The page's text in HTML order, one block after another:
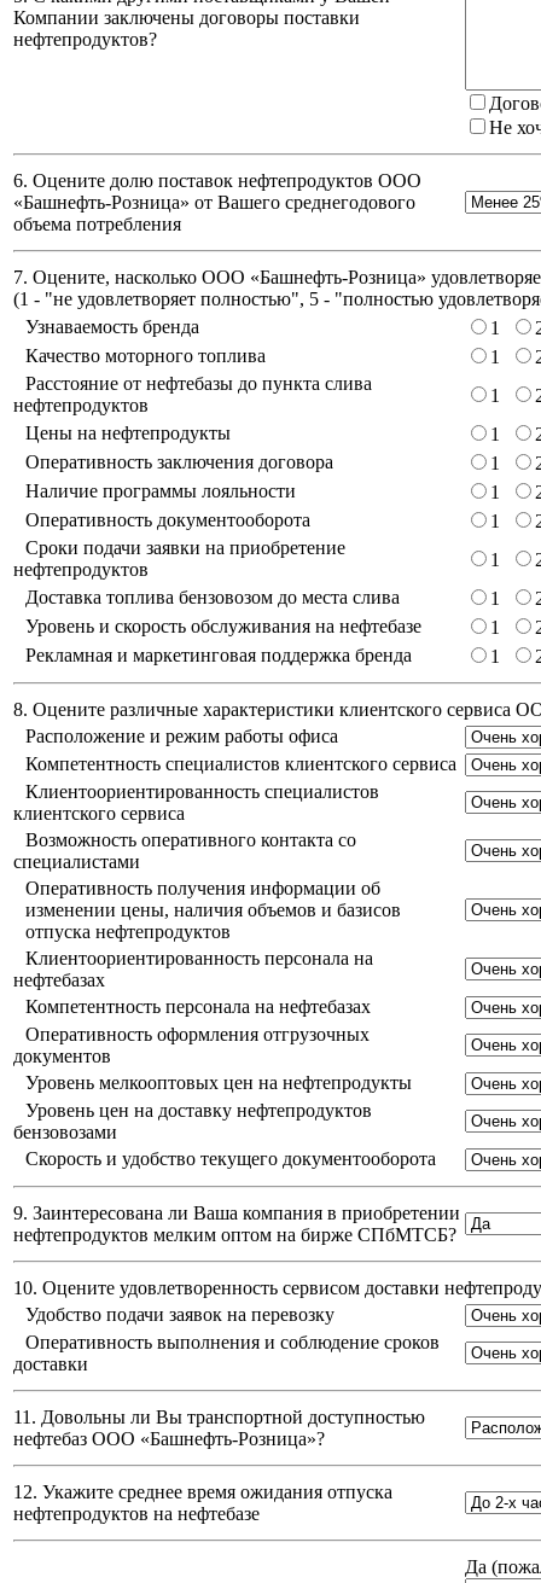
Компании заключены договоры поставки
нефтепродуктов?
Не
6. Оцените долю поставок нефтепродуктов ООО
«Башнефть-Розница» от Вашего среднегодового
объема потребления
7. Оцените, насколько ООО «Башнефть-Розница»
(1 - "не удовлетворяет полностью", 5 - "полностью
Узнаваемость бренда
1
Качество моторного топлива
1
Расстояние от нефтебазы до пункта слива
нефтепродуктов
1
Цены на нефтепродукты
1
Оперативность заключения договора
1
Наличие программы лояльности
1
Оперативность документооборота
1
Сроки подачи заявки на приобретение
нефтепродуктов
1
Доставка топлива бензовозом до места слива
1
Уровень и скорость обслуживания на нефтебазе
1
Рекламная и маркетинговая поддержка бренда
1
8. Оцените различные характеристики клиентского сервиса
Расположение и режим работы офиса
Компетентность специалистов клиентского сервиса
Клиентоориентированность специалистов
клиентского сервиса
Возможность оперативного контакта со
специалистами
Оперативность получения информации об
изменении цены, наличия объемов и базисов
отпуска нефтепродуктов
Клиентоориентированность персонала на
нефтебазах
Компетентность персонала на нефтебазах
Оперативность оформления отгрузочных
документов
Уровень мелкооптовых цен на нефтепродукты
Уровень цен на доставку нефтепродуктов
бензовозами
Скорость и удобство текущего документооборота
9. Заинтересована ли Ваша компания в приобретении
нефтепродуктов мелким оптом на бирже СПбМТСБ?
10. Оцените удовлетворенность сервисом доставки
Удобство подачи заявок на перевозку
Оперативность выполнения и соблюдение сроков
доставки
11. Довольны ли Вы транспортной доступностью
нефтебаз ООО «Башнефть-Розница»?
12. Укажите среднее время ожидания отпуска
нефтепродуктов на нефтебазе
Да (